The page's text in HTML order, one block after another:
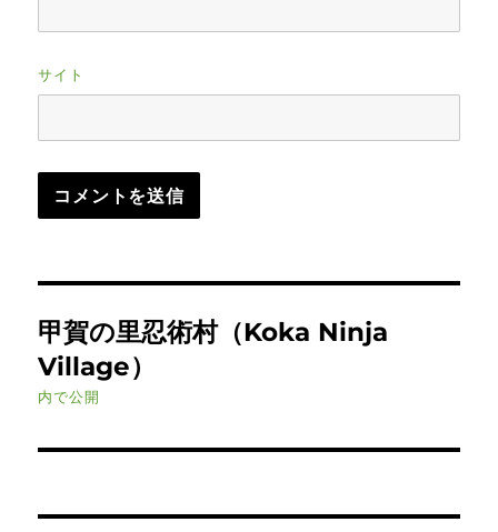
サイト
稿
ナ
ビ
甲賀の里忍術村（Koka Ninja
Village）
内で公開